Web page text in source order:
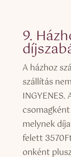
9.
A házhoz
szállítás
melynek
felett
onként